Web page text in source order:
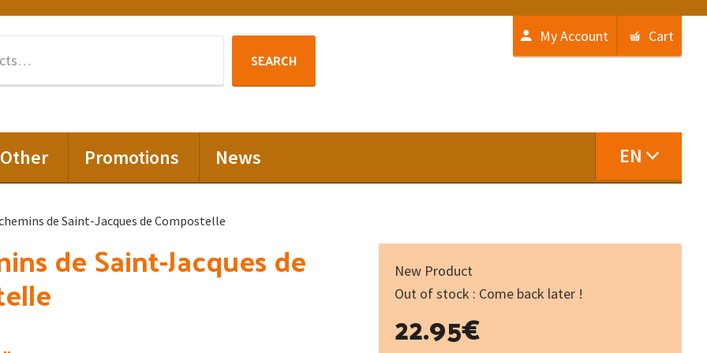
SEARCH
My Account Cart
Other Promotions News EN
de Saint-Jacques de Compostelle
de Saint-Jacques de
New Product
Out of stock : Come back later !
22.95€